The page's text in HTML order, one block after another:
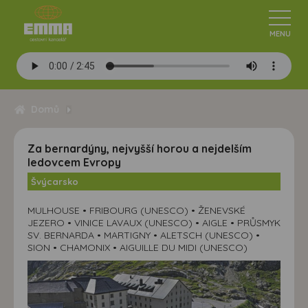
Za bernardýny, nejvyšší horou a nejdelším
ledovcem Evropy
Švýcarsko
MULHOUSE • FRIBOURG (UNESCO) • ŽENEVSKÉ
JEZERO • VINICE LAVAUX (UNESCO) • AIGLE • PRŮSMYK
SV. BERNARDA • MARTIGNY • ALETSCH (UNESCO) •
SION • CHAMONIX • AIGUILLE DU MIDI (UNESCO)